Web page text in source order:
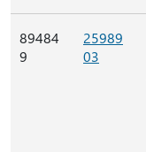
89484
9
25989
03